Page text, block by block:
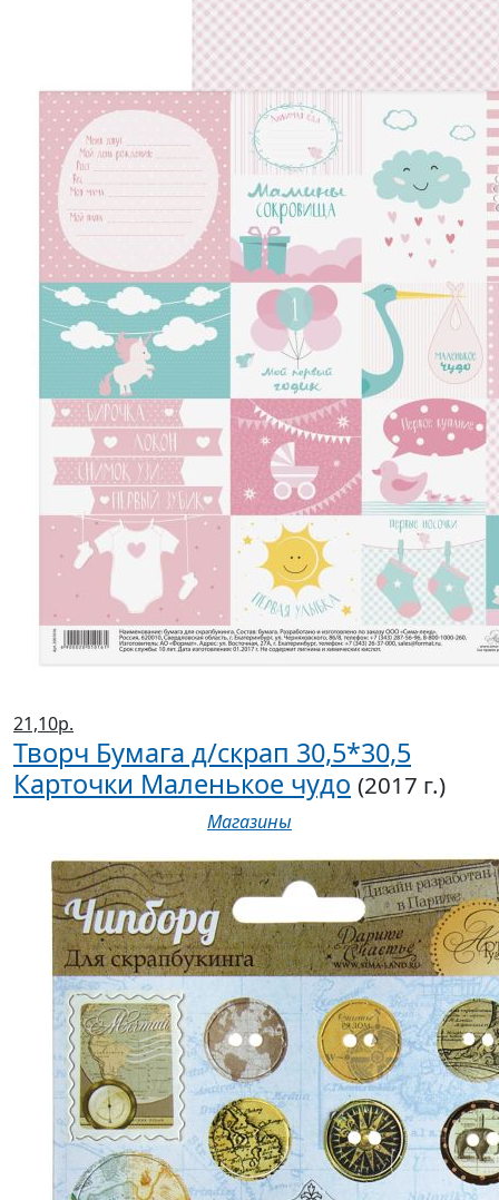
21,10р.
Творч Бумага д/скрап 30,5*30,5
Карточки Маленькое чудо (2017 г.)
Магазины